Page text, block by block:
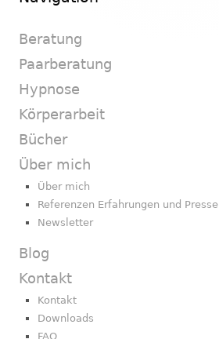
Beratung
Paarberatung
Hypnose
Körperarbeit
Bücher
Über mich
Über mich
Referenzen Erfahrungen und Presse
Newsletter
Blog
Kontakt
Kontakt
Downloads
FAQ